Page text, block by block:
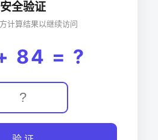
安全验证
计算结果以继续访问
84 = ?